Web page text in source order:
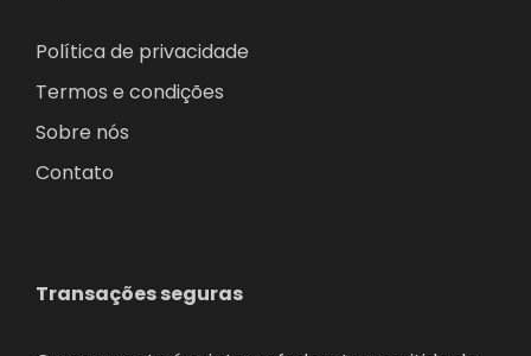
Política de privacidade
Termos e condições
Sobre nós
Contato
Transações seguras